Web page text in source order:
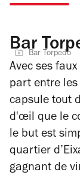
BarBar Torpedo
Avec ses
part entre
capsule tout
d'œil que le
le but est
quartier
gagnant de